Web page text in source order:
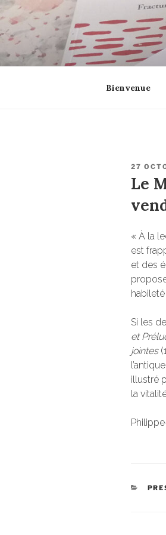
Aller
au
contenu
principal
Tout
Bienvenue
PUBLIÉ
27
Le
« À la
est
et des
Si les
et
jointes
illustré
la